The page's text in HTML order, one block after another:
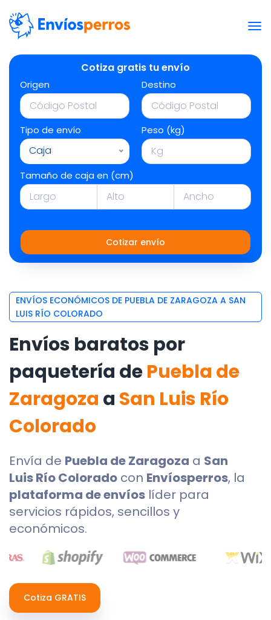
Cotiza gratis tu envío
Origen Destino
Tipo de envío
Caja
Peso (kg)
Tamaño de caja en (cm)
Cotizar envío
ENVÍOS ECONÓMICOS DE PUEBLA DE ZARAGOZA A SAN
LUIS RÍO COLORADO
Envíos baratos por
paquetería dePuebla de
Zaragoza a San Luis Río
Colorado
Envía de Puebla de Zaragoza a San
Luis Río Colorado con Envíosperros, la
plataforma de envíos líder para
servicios rápidos, sencillos y
económicos.
Cotiza GRATIS